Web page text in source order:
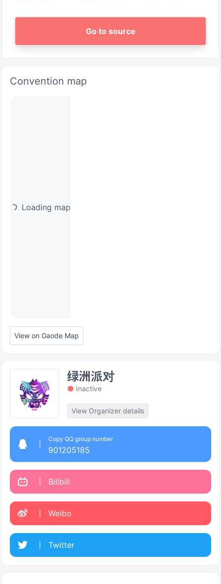
Go to source
Convention map
Loading map
View on Gaode Map
绿洲派对
Inactive
View Organizer details
Copy QQ group number
901205185
Bilibili
Weibo
Twitter